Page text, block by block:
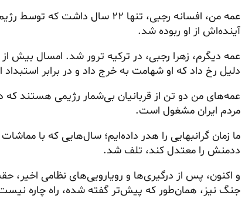
عمه من، افسانه رجبی، تنها ۲۲ سال
آینده‌اش از او ربوده شد.
دلیل رخ داد که او شهامت به خرج داد و در برابر استبداد
عمه‌های من دو تن از قربانیان بی‌شمار رژیمی هستند
مردم ایران مشغول است.
ما زمان گرانبهایی را هدر داده‌ایم؛ سال‌هایی که با
ددمنش را معتدل کند، تلف شد.
و اکنون، پس از درگیری‌ها و رویارویی‌های نظامی اخیر،
جنگ نیز، همان‌طور که پیش‌تر گفته شده، راه چاره